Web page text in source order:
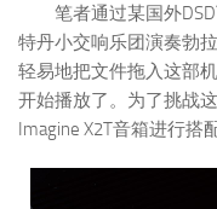
笔者通过某国外
特丹小交响乐团演奏勃
轻易地把文件拖入这部
开始播放了。为了挑战
Imagine X2T音箱进行搭配